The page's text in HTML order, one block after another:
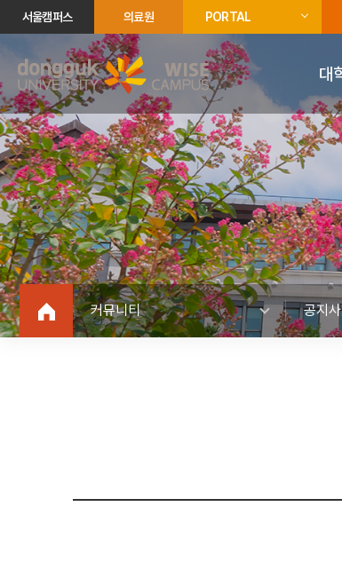
서울캠퍼스 의료원 PORTAL
대
커뮤니티 공지